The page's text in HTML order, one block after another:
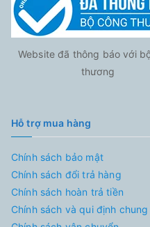
Website đã thông báo với
thương
Hỗ trợ mua hàng
Chính sách bảo mật
Chính sách đổi trả hàng
Chính sách hoàn trả tiền
Chính sách và qui định chung